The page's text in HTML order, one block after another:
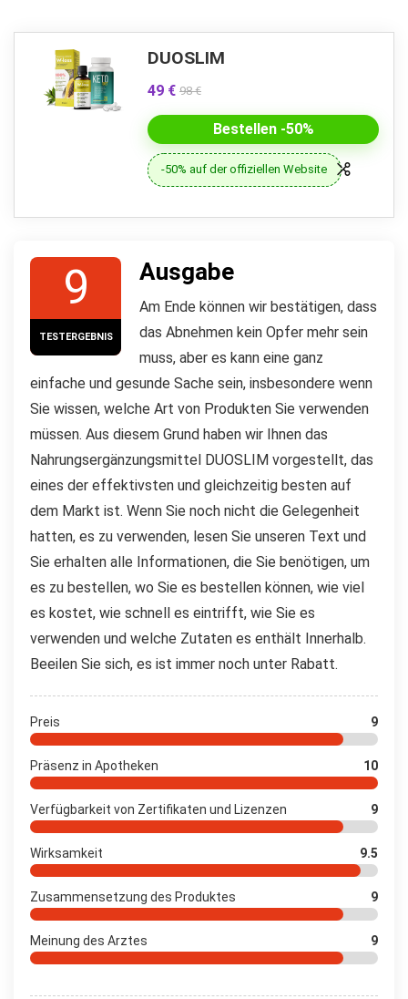
DUOSLIM
49 € 98 €
Bestellen -50%
-50% auf der offiziellen Website
9
TESTERGEBNIS
Ausgabe
Am Ende können wir bestätigen, dass
das Abnehmen kein Opfer mehr sein
muss, aber es kann eine ganz
einfache und gesunde Sache sein, insbesondere wenn
Sie wissen, welche Art von Produkten Sie verwenden
müssen. Aus diesem Grund haben wir Ihnen das
Nahrungsergänzungsmittel DUOSLIM vorgestellt, das
eines der effektivsten und gleichzeitig besten auf
dem Markt ist. Wenn Sie noch nicht die Gelegenheit
hatten, es zu verwenden, lesen Sie unseren Text und
Sie erhalten alle Informationen, die Sie benötigen, um
es zu bestellen, wo Sie es bestellen können, wie viel
es kostet, wie schnell es eintrifft, wie Sie es
verwenden und welche Zutaten es enthält Innerhalb.
Beeilen Sie sich, es ist immer noch unter Rabatt.
Preis 9
Präsenz in Apotheken 10
Verfügbarkeit von Zertifikaten und Lizenzen 9
Wirksamkeit 9.5
Zusammensetzung des Produktes 9
Meinung des Arztes 9